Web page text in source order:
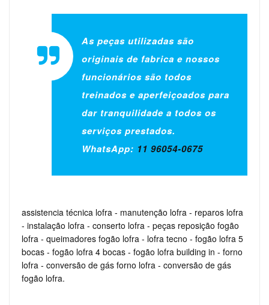
As peças utilizadas são
originais de fabrica e nossos
funcionários são todos
treinados e aperfeiçoados para
dar tranquilidade a todos os
serviços prestados.
WhatsApp: 11 96054-0675
assistencia técnica lofra - manutenção lofra - reparos lofra
- instalação lofra - conserto lofra - peças reposição fogão
lofra - queimadores fogão lofra - lofra tecno - fogão lofra 5
bocas - fogão lofra 4 bocas - fogão lofra building in - forno
lofra - conversão de gás forno lofra - conversão de gás
fogão lofra.